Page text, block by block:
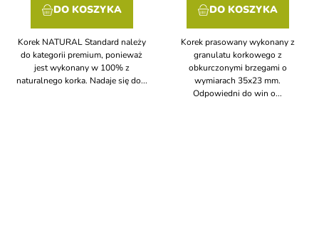
DO KOSZYKA
Korek NATURAL Standard należy
do kategorii premium, ponieważ
jest wykonany w 100% z
naturalnego korka. Nadaje się do...
DO KOSZYKA
Korek prasowany wykonany z
granulatu korkowego z
obkurczonymi brzegami o
wymiarach 35x23 mm.
Odpowiedni do win o...